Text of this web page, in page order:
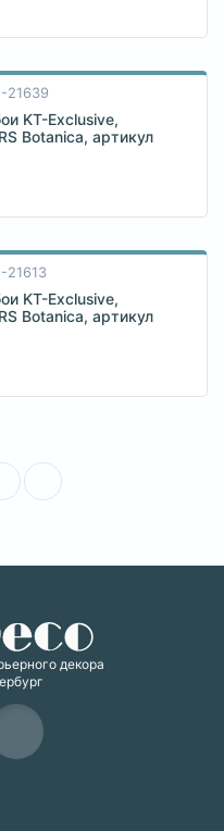
21639
KT-Exclusive,
Botanica, артикул
21613
KT-Exclusive,
Botanica, артикул
декора